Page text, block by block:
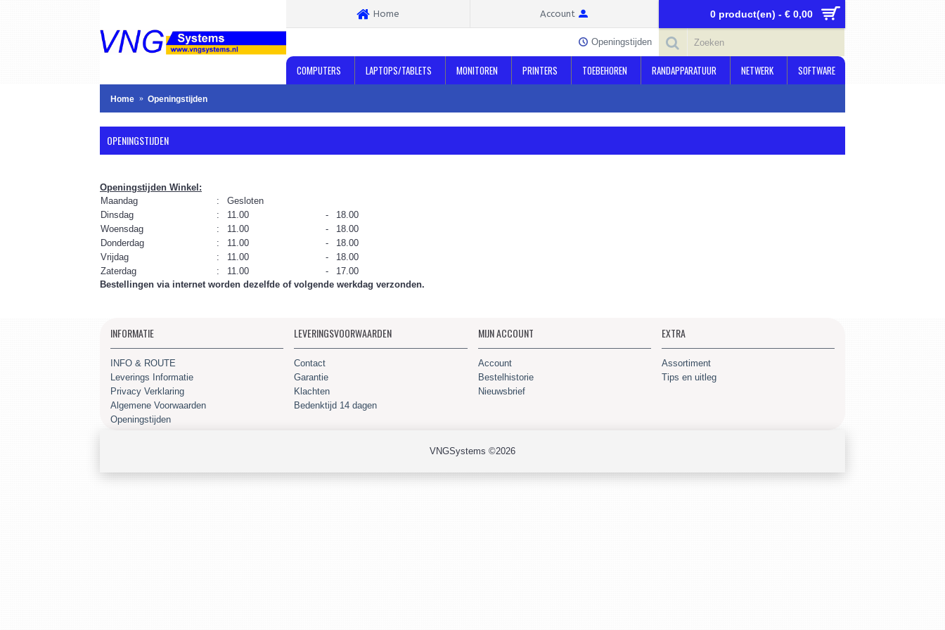
Home Account 0 product(en) - € 0,00
Openingstijden
COMPUTERS LAPTOPS/TABLETS MONITOREN PRINTERS TOEBEHOREN RANDAPPARATUUR NETWERK SOFTWARE
Home Openingstijden
OPENINGSTIJDEN
Openingstijden Winkel:
Maandag
:
Gesloten
Dinsdag
: 11.00 -
18.00
Woensdag
: 11.00 -
18.00
Donderdag
: 11.00 -
18.00
Vrijdag
: 11.00 -
18.00
Zaterdag
: 11.00 -
17.00
Bestellingen via internet worden dezelfde of volgende werkdag verzonden.
INFORMATIE
INFO & ROUTE
Leverings Informatie
Privacy Verklaring
Algemene Voorwaarden
Openingstijden
LEVERINGSVOORWAARDEN
Contact
Garantie
Klachten
Bedenktijd 14 dagen
MIJN ACCOUNT
Account
Bestelhistorie
Nieuwsbrief
EXTRA
Assortiment
Tips en uitleg
VNGSystems ©2026